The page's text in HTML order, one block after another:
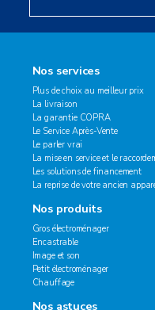
Nos services
Plus de choix au meilleur prix
La livraison
La garantie COPRA
Le Service Après-Vente
Le parler vrai
La mise en service et le
Les solutions de financement
La reprise de votre ancien
Nos produits
Gros électroménager
Encastrable
Image et son
Petit électroménager
Chauffage
Nos astuces